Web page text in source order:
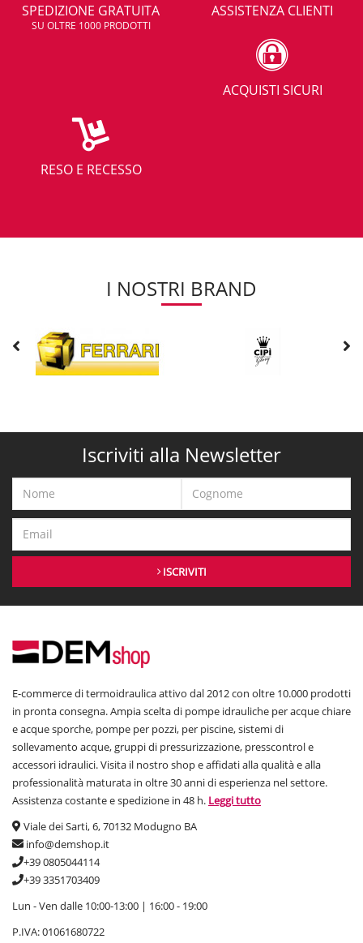
SPEDIZIONE GRATUITA
SU OLTRE 1000 PRODOTTI
ASSISTENZA CLIENTI
ACQUISTI SICURI
RESO E RECESSO
I NOSTRI BRAND
Iscriviti alla Newsletter
ISCRIVITI
E-commerce di termoidraulica attivo dal 2012 con oltre 10.000 prodotti
in pronta consegna. Ampia scelta di pompe idrauliche per acque chiare
e acque sporche, pompe per pozzi, per piscine, sistemi di
sollevamento acque, gruppi di pressurizzazione, presscontrol e
accessori idraulici. Visita il nostro shop e affidati alla qualità e alla
professionalità maturata in oltre 30 anni di esperienza nel settore.
Assistenza costante e spedizione in 48 h. Leggi tutto
Viale dei Sarti, 6, 70132 Modugno BA
info@demshop.it
+39 0805044114
+39 3351703409
Lun - Ven dalle 10:00-13:00 | 16:00 - 19:00
P.IVA: 01061680722